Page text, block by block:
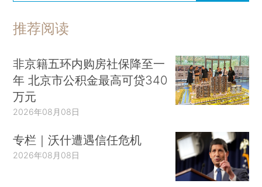
推荐阅读
非京籍五环内购房社保降至一
年 北京市公积金最高可贷340
万元
2026年08月08日
专栏｜沃什遭遇信任危机
2026年08月08日